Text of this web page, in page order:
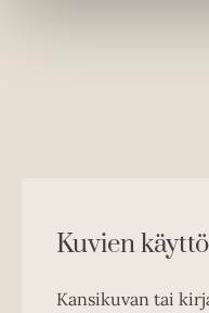
Kuvien
Kansikuvan tai